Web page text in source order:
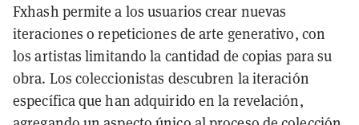
Fxhash permite a los usuarios crear nuevas
iteraciones o repeticiones de arte generativo, con
los artistas limitando la cantidad de copias para su
obra. Los coleccionistas descubren la iteración
específica que han adquirido en la revelación,